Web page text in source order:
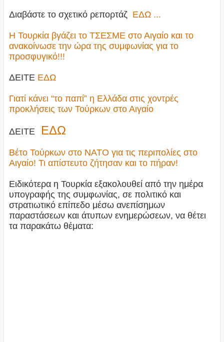
Διαβάστε το σχετικό ρεπορτάζ ΕΔΩ ...
Η Τουρκία βγάζει το ΤΣΕΣΜΕ στο Αιγαίο και το
ανακοίνωσε την ώρα της συμφωνίας για το
προσφυγικό!!!
ΔΕΙΤΕ ΕΔΩ
Γιατί κάνει “το παπί” η Ελλάδα στις χοντρές
προκλήσεις των Τούρκων στο Αιγαίο
ΔΕΙΤΕ ΕΔΩ
Βέτο Τούρκων στο ΝΑΤΟ για τις περιπολίες στο
Αιγαίο! Τι απίστευτο ζήτησαν και το πήραν!
Ειδικότερα η Τουρκία εξακολουθεί από την ημέρα
υπογραφής της συμφωνίας, σε πολιτικό και
στρατιωτικό επίπεδο μέσω ανεπίσημων
παραστάσεων και άτυπων ενημερώσεων, να θέτει
τα παρακάτω θέματα: